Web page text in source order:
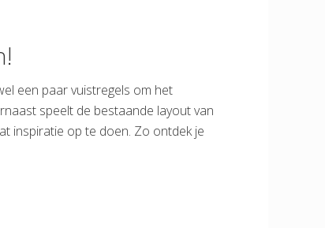
een paar vuistregels om het
speelt de bestaande layout van
inspiratie op te doen. Zo ontdek je